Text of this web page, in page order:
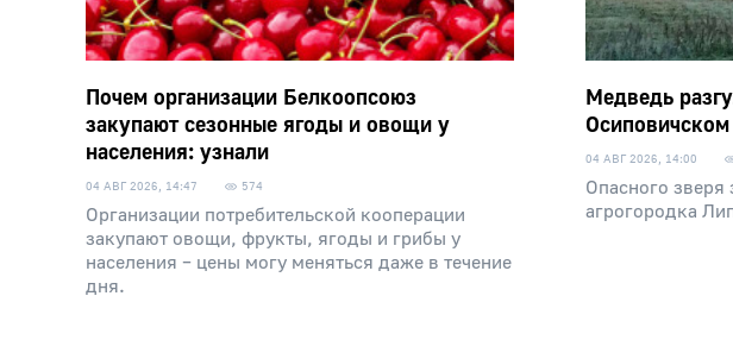
Почем организации Белкоопсоюз
закупают сезонные ягоды и овощи у
населения: узнали
04 АВГ 2026, 14:47 574
Организации потребительской кооперации
закупают овощи, фрукты, ягоды и грибы у
населения – цены могу меняться даже в течение
дня.
Медведь
04 АВГ 2026, 14:00
Опасного зверя
агрогородка